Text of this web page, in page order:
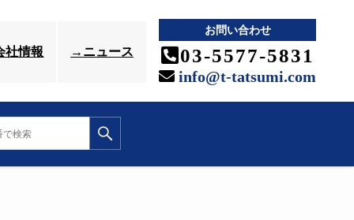
社情報 →ニュース
お問い合わせ
03-5577-5831
info@t-tatsumi.com